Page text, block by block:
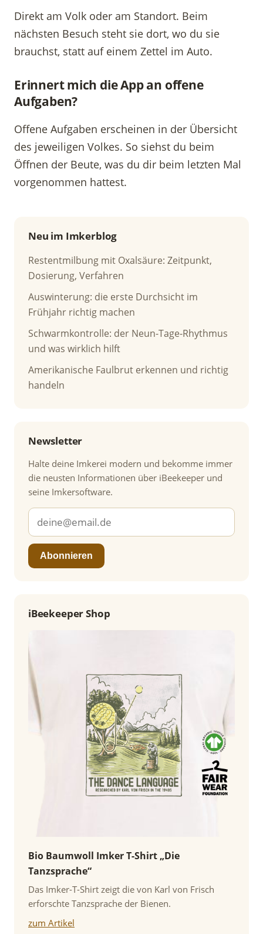
Direkt am Volk oder am Standort. Beim
nächsten Besuch steht sie dort, wo du sie
brauchst, statt auf einem Zettel im Auto.
Erinnert mich die App an offene
Aufgaben?
Offene Aufgaben erscheinen in der Übersicht
des jeweiligen Volkes. So siehst du beim
Öffnen der Beute, was du dir beim letzten Mal
vorgenommen hattest.
Neu im Imkerblog
Restentmilbung mit Oxalsäure: Zeitpunkt,
Dosierung, Verfahren
Auswinterung: die erste Durchsicht im
Frühjahr richtig machen
Schwarmkontrolle: der Neun-Tage-Rhythmus
und was wirklich hilft
Amerikanische Faulbrut erkennen und richtig
handeln
Newsletter
Halte deine Imkerei modern und bekomme immer
die neusten Informationen über iBeekeeper und
seine Imkersoftware.
Abonnieren
iBeekeeper Shop
Bio Baumwoll Imker T-Shirt „Die
Tanzsprache“
Das Imker-T-Shirt zeigt die von Karl von Frisch
erforschte Tanzsprache der Bienen.
zum Artikel